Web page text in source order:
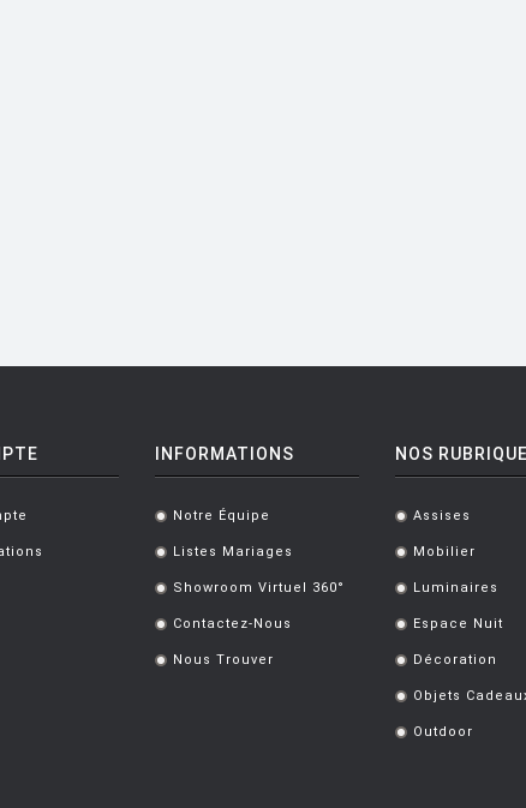
INFORMATIONS
. Notre Équipe
. Listes Mariages
. Showroom Virtuel 360°
. Contactez-Nous
. Nous Trouver
NOS
. Assises
. Mobilier
. Luminaires
. Espace Nuit
. Décoration
. Objets
. Outdoor